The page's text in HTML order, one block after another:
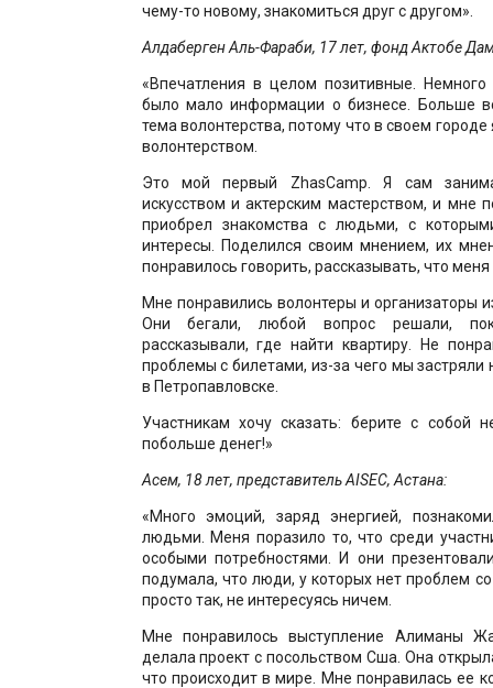
чему-то новому, знакомиться друг с другом».
Алдаберген Аль-Фараби, 17 лет, фонд Актобе
«Впечатления в целом позитивные. Немного
было мало информации о бизнесе. Больше
тема волонтерства, потому что в своем
волонтерством.
Это мой первый ZhasCamp. Я сам
искусством и актерским мастерством, и мне
приобрел знакомства с людьми, с
интересы. Поделился своим мнением, их
понравилось говорить, рассказывать, что
Мне понравились волонтеры и организаторы
Они бегали, любой вопрос решали,
рассказывали, где найти квартиру. Не
проблемы с билетами, из-за чего мы застряли
в Петропавловске.
Участникам хочу сказать: берите с собой
побольше денег!»
Асем, 18 лет, представитель AISEC, Астана:
«Много эмоций, заряд энергией,
людьми. Меня поразило то, что среди
особыми потребностями. И они
подумала, что люди, у которых нет проблем
просто так, не интересуясь ничем.
Мне понравилось выступление Алиманы
делала проект с посольством Сша. Она
что происходит в мире. Мне понравилась ее